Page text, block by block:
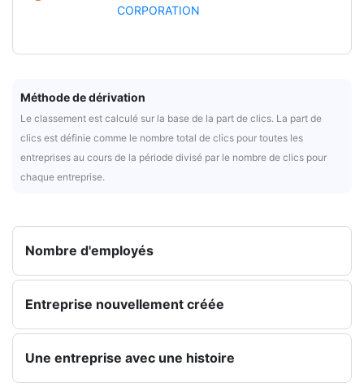
CORPORATION
Méthode de dérivation
Le classement est calculé sur la base de la part de clics. La part de
clics est définie comme le nombre total de clics pour toutes les
entreprises au cours de la période divisé par le nombre de clics pour
chaque entreprise.
Nombre d'employés
Entreprise nouvellement créée
Une entreprise avec une histoire